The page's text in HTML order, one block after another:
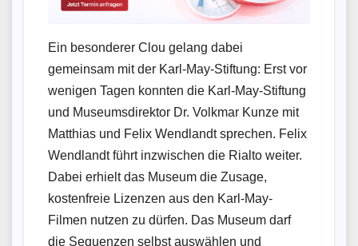
Ein besonderer Clou gelang dabei
gemeinsam mit der Karl-May-Stiftung: Erst vor
wenigen Tagen konnten die Karl-May-Stiftung
und Museumsdirektor Dr. Volkmar Kunze mit
Matthias und Felix Wendlandt sprechen. Felix
Wendlandt führt inzwischen die Rialto weiter.
Dabei erhielt das Museum die Zusage,
kostenfreie Lizenzen aus den Karl-May-
Filmen nutzen zu dürfen. Das Museum darf
die Sequenzen selbst auswählen und